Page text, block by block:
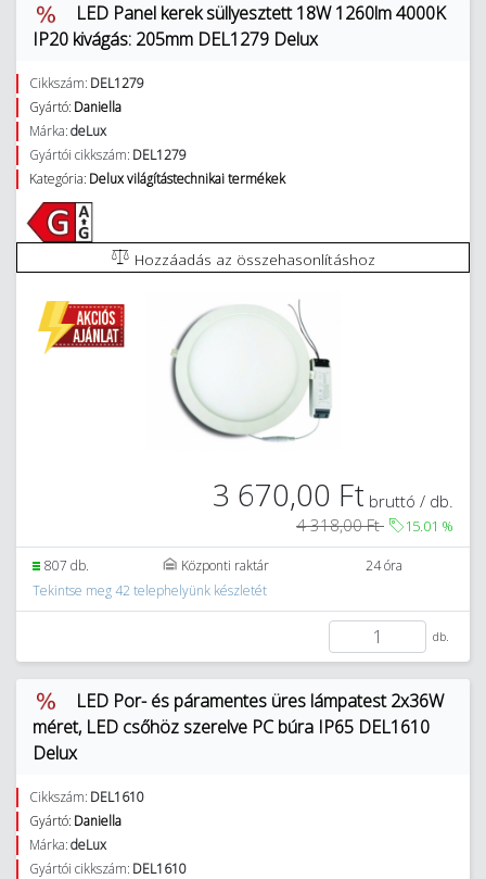
LED Panel kerek süllyesztett 18W 1260lm 4000K
IP20 kivágás: 205mm DEL1279 Delux
Cikkszám: DEL1279
Gyártó: Daniella
Márka:deLux
Gyártói cikkszám: DEL1279
Kategória: Delux világítástechnikai termékek
Hozzáadás az összehasonlításhoz
3 670,00 Ft bruttó / db.
4 318,00 Ft
15.01 %
807 db. Központi raktár
24 óra
Tekintse meg 42 telephelyünk készletét
db.
LED Por- és páramentes üres lámpatest 2x36W
méret, LED csőhöz szerelve PC búra IP65 DEL1610
Delux
Cikkszám: DEL1610
Gyártó: Daniella
Márka:deLux
Gyártói cikkszám: DEL1610